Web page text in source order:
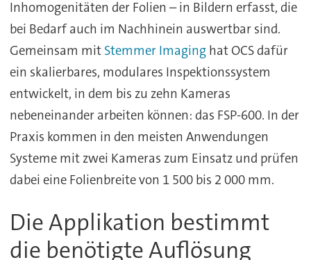
Inhomogenitäten der Folien – in Bildern erfasst, die
bei Bedarf auch im Nachhinein auswertbar sind.
Gemeinsam mit Stemmer Imaginghat OCS dafür
ein skalierbares, modulares Inspektionssystem
entwickelt, in dem bis zu zehn Kameras
nebeneinander arbeiten können: das FSP-600. In der
Praxis kommen in den meisten Anwendungen
Systeme mit zwei Kameras zum Einsatz und prüfen
dabei eine Folienbreite von 1 500 bis 2 000 mm.
Die Applikation bestimmt
die benötigte Auflösung